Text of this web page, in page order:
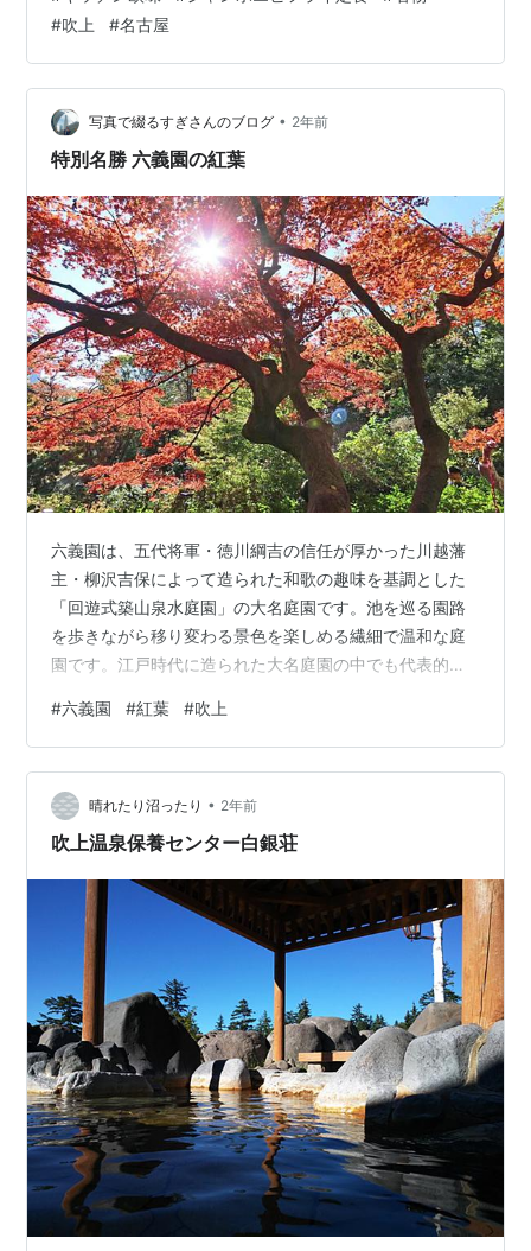
祥は東京銀座の老舗「煉瓦亭」で、決して名古屋が発祥
ではない。なのに何故？ って要はタモリが名古屋訛り
で”海老ふりゃ〜”と面白おかしくバカにしたことで世間は
勝手に”名古屋人は海老フライをよく食べる”・・・ってこ
とになっちゃったんだよね。自分世代はタモリ…
#吹上 #名古屋
写真で綴るすぎさんのブログ • 2年前
特別名勝 六義園の紅葉
六義園は、五代将軍・徳川綱吉の信任が厚かった川越藩
主・柳沢吉保によって造られた和歌の趣味を基調とした
「回遊式築山泉水庭園」の大名庭園です。池を巡る園路
を歩きながら移り変わる景色を楽しめる繊細で温和な庭
園です。江戸時代に造られた大名庭園の中でも代表的な
の紅葉は、この時期、都内に居ながらにして見れる紅葉
の美しさでは随一の庭園です。吹上茶屋 吹上茶屋の裏方
の紅葉 見事な紅葉です。 つつじ茶屋 つつじ茶屋周辺の
もみじが沢山あって紅葉し素晴らしいです。 吹上茶屋 雪
つり 大泉水
#六義園 #紅葉 #吹上
晴れたり沼ったり • 2年前
吹上温泉保養センター白銀荘